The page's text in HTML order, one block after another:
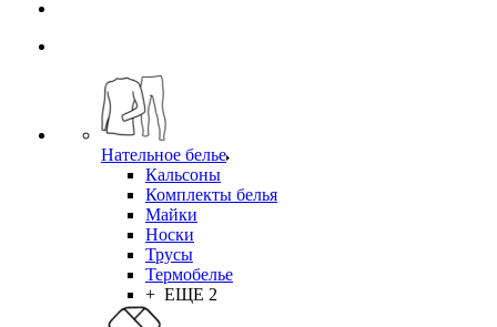
Нательное белье
Кальсоны
Комплекты белья
Майки
Носки
Трусы
Термобелье
+ ЕЩЕ 2